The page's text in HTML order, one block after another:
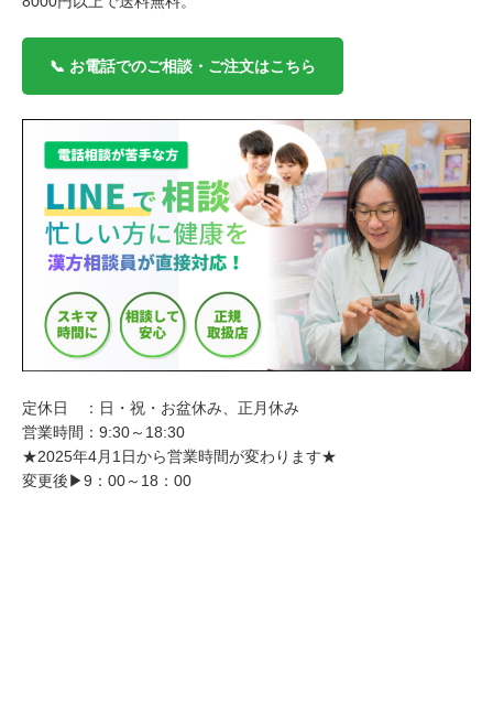
📞 お電話でのご相談・ご注文はこちら
定休日 ：日・祝・お盆休み、正月休み
営業時間：9:30～18:30
★2025年4月1日から営業時間が変わります★
変更後▶9：00～18：00